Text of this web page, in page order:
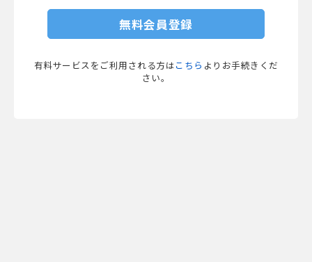
無料会員登録
有料サービスをご利用される方は こちら よりお手続きくだ
さい。